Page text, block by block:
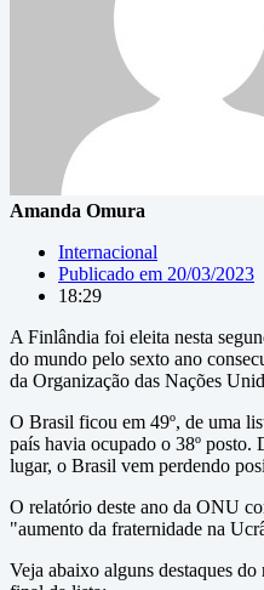
Amanda Omura
Internacional
Publicado em 20/03/2023
18:29
A Finlândia foi eleita nesta
do mundo pelo sexto ano
da Organização das Nações
O Brasil ficou em 49º, de uma
país havia ocupado o 38º posto.
lugar, o Brasil vem perdendo
O relatório deste ano da ONU
"aumento da fraternidade na
Veja abaixo alguns destaques